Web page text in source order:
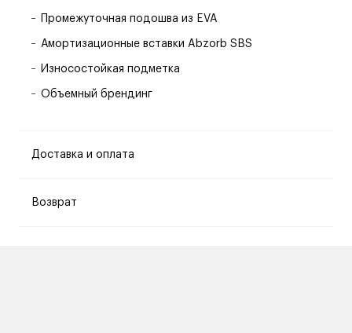
Промежуточная подошва из EVA
Амортизационные вставки Abzorb SBS
Износостойкая подметка
Объемный брендинг
Доставка и оплата
Возврат